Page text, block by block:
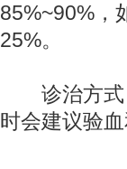
85%~90%，
25%。
诊治方式
时会建议验血